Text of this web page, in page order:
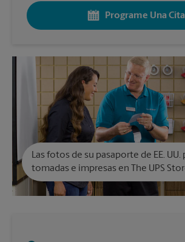
Programe Una Cita
Las fotos de su pasaporte de EE.
tomadas e impresas en The UPS